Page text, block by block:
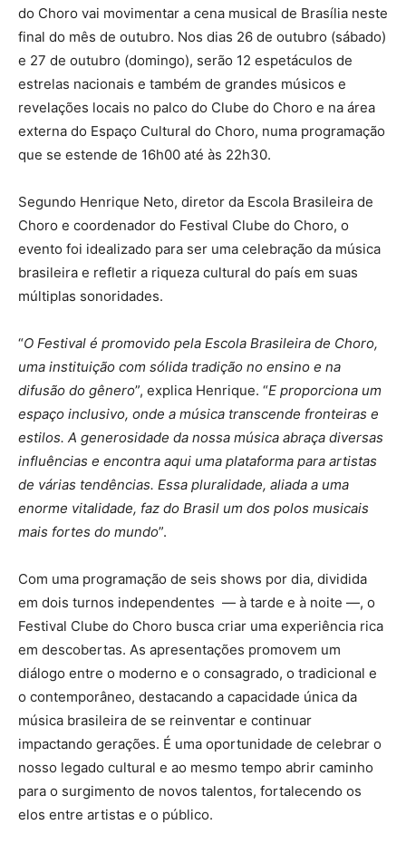
do Choro vai movimentar a cena musical de Brasília neste
final do mês de outubro. Nos dias 26 de outubro (sábado)
e 27 de outubro (domingo), serão 12 espetáculos de
estrelas nacionais e também de grandes músicos e
revelações locais no palco do Clube do Choro e na área
externa do Espaço Cultural do Choro, numa programação
que se estende de 16h00 até às 22h30.
Segundo Henrique Neto, diretor da Escola Brasileira de
Choro e coordenador do Festival Clube do Choro, o
evento foi idealizado para ser uma celebração da música
brasileira e refletir a riqueza cultural do país em suas
múltiplas sonoridades.
“O Festival é promovido pela Escola Brasileira de Choro,
uma instituição com sólida tradição no ensino e na
difusão do gênero”, explica Henrique. “E proporciona um
espaço inclusivo, onde a música transcende fronteiras e
estilos. A generosidade da nossa música abraça diversas
influências e encontra aqui uma plataforma para artistas
de várias tendências. Essa pluralidade, aliada a uma
enorme vitalidade, faz do Brasil um dos polos musicais
mais fortes do mundo”.
Com uma programação de seis shows por dia, dividida
em dois turnos independentes ­ — à tarde e à noite —, o
Festival Clube do Choro busca criar uma experiência rica
em descobertas. As apresentações promovem um
diálogo entre o moderno e o consagrado, o tradicional e
o contemporâneo, destacando a capacidade única da
música brasileira de se reinventar e continuar
impactando gerações. É uma oportunidade de celebrar o
nosso legado cultural e ao mesmo tempo abrir caminho
para o surgimento de novos talentos, fortalecendo os
elos entre artistas e o público.